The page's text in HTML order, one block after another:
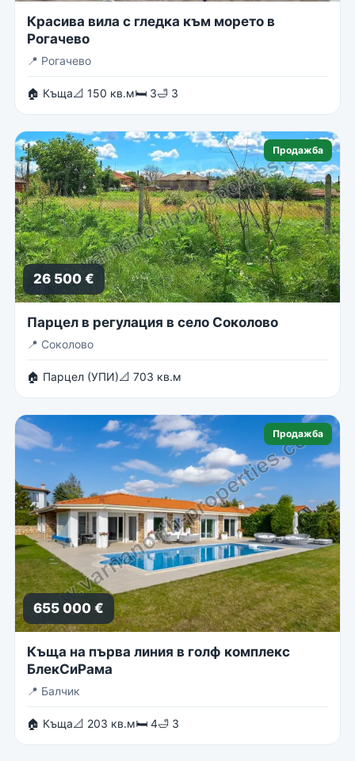
Красива вила с гледка към морето в
Рогачево
📍 Рогачево
🏠 Къща📐 150 кв.м🛏 3🛁 3
Продажба
26 500 €
Парцел в регулация в село Соколово
📍 Соколово
🏠 Парцел (УПИ)📐 703 кв.м
Продажба
655 000 €
Къща на първа линия в голф комплекс
БлекСиРама
📍 Балчик
🏠 Къща📐 203 кв.м🛏 4🛁 3